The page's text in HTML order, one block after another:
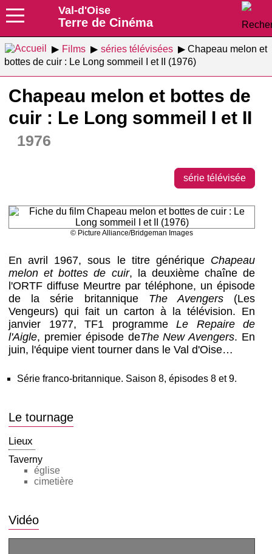
Val-d'Oise
Terre de Cinéma
Films séries télévisées
Chapeau melon et
bottes de cuir : Le Long sommeil I et II (1976)
Chapeau melon et bottes de
cuir : Le Long sommeil I et II
1976
série télévisée
© Picture Alliance/Bridgeman Images
En avril 1967, sous le titre génériqueChapeau
melon et bottes de cuir, la deuxième chaîne de
l'ORTF diffuse Meurtre par téléphone, un épisode
de la série britannique The Avengers(Les
Vengeurs) qui fait un carton à la télévision. En
janvier 1977, TF1 programmeLe Repaire de
l'Aigle, premier épisode deThe New Avengers. En
juin, l'équipe vient tourner dans le Val d'Oise…
Série franco-britannique. Saison 8, épisodes 8 et 9.
Le tournage
Lieux
Taverny
église
cimetière
Vidéo